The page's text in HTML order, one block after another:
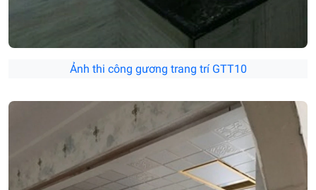
Ảnh thi công gương trang trí GTT10